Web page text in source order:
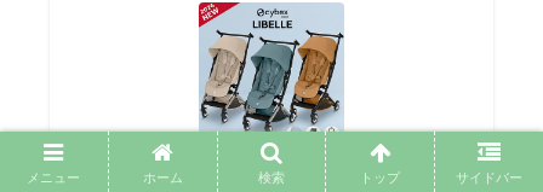
＼2026年最新作／ サイベックス リベル 2026 ベビ
メニュー ホーム 検索 トップ サイドバー